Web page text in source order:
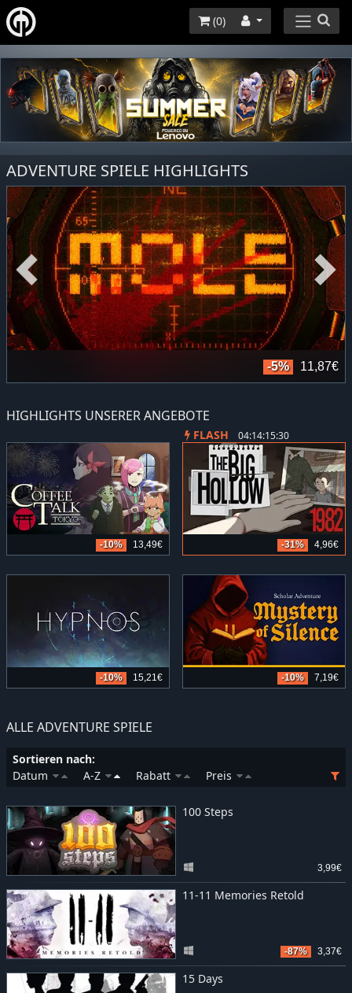
(0)
ADVENTURE SPIELE HIGHLIGHTS
-5% 11,87€
HIGHLIGHTS UNSERER ANGEBOTE
-10% 13,49€
FLASH 04:14:15:29
-31% 4,96€
-10% 15,21€ -10% 7,19€
ALLE ADVENTURE SPIELE
Sortieren nach:
Datum
A-Z Rabatt Preis
100 Steps
3,99€
11-11 Memories Retold
-87% 3,37€
15 Days